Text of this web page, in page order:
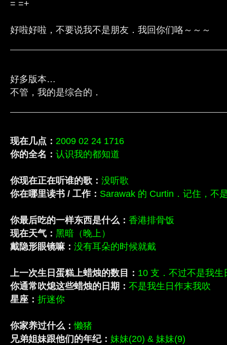
= =+
好啦好啦，不要说我不是朋友．我回你们咯～～～
好多版本…
不管，我的是综合的．
现在几点： 2009 02 24 1716
你的全名： 认识我的都知道
你现在正在听谁的歌： 没听歌
你在哪里读书 / 工作： Sarawak 的 Curtin．记住，不
你最后吃的一样东西是什么： 香港排骨饭
现在天气： 黑暗（晚上）
戴隐形眼镜嘛： 没有耳朵的时候就戴
上一次生日蛋糕上蜡烛的数目： 10 支．不过不是我生
你通常吹熄这些蜡烛的日期： 不是我生日作末我吹
星座： 折迷你
你家养过什么：懒猪
兄弟姐妹跟他们的年纪： 妹妹(20) & 妹妹(9)